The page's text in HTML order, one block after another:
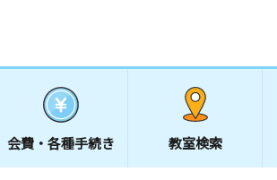
会費・ 各種手続き 教室検索